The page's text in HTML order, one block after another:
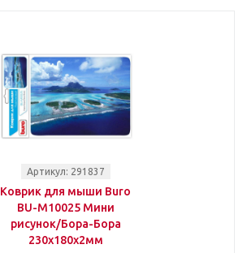
Артикул: 291837
Коврик для мыши Buro
BU-M10025 Мини
рисунок/Бора-Бора
230x180x2мм